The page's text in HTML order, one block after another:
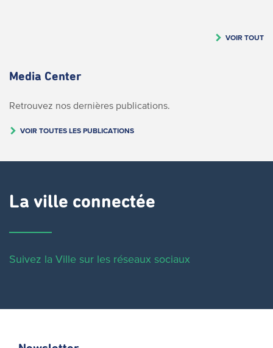
VOIR TOUT
Media Center
Retrouvez nos dernières publications.
VOIR TOUTES LES PUBLICATIONS
La ville connectée
Suivez la Ville sur les réseaux sociaux